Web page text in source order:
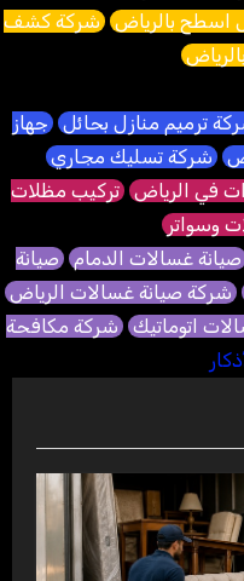
اسطح بالرياض شركة كشف
ترميم منازل بحائل جهاز
شركة تسليك مجاري
في الرياض تركيب مظلات
وسواتر
غسالات الدمام صيانة
شركة صيانة غسالات الرياض
اتوماتيك شركة مكافحة